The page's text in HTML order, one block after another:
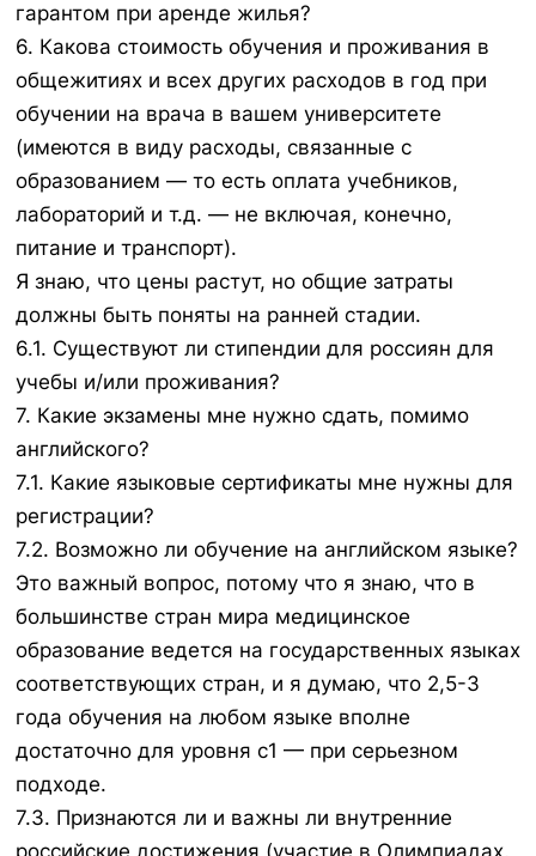
гарантом при аренде жилья?
6. Какова стоимость обучения и проживания в
общежитиях и всех других расходов в год при
обучении на врача в вашем университете
(имеются в виду расходы, связанные с
образованием — то есть оплата учебников,
лабораторий и т.д. — не включая, конечно,
питание и транспорт).
Я знаю, что цены растут, но общие затраты
должны быть поняты на ранней стадии.
6.1. Существуют ли стипендии для россиян для
учебы и/или проживания?
7. Какие экзамены мне нужно сдать, помимо
английского?
7.1. Какие языковые сертификаты мне нужны для
регистрации?
7.2. Возможно ли обучение на английском языке?
Это важный вопрос, потому что я знаю, что в
большинстве стран мира медицинское
образование ведется на государственных языках
соответствующих стран, и я думаю, что 2,5-3
года обучения на любом языке вполне
достаточно для уровня с1 — при серьезном
подходе.
7.3. Признаются ли и важны ли внутренние